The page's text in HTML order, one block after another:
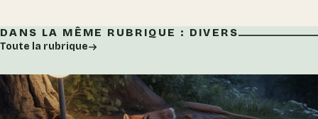
DANS LA MÊME RUBRIQUE : DIVERS
Toute la rubrique